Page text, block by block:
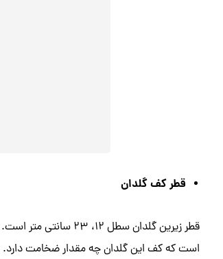
قطر کف گلدان
قطر زیرین گلدان
است که کف این گلدان چه مقدار ضخامت دارد.